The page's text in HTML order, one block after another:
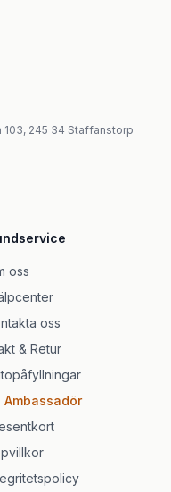
- 30 kapslar
kapslar
245 34 Staffanstorp
oss
oss
& Retur
Ambassadör